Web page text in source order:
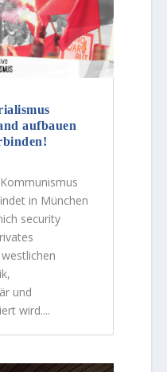
aufbauen
in München
security
und
wird....